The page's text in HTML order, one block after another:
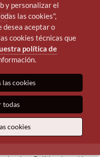
y personalizar el
las cookies",
desea aceptar o
cookies técnicas que
política de
cookies
todas
cookies